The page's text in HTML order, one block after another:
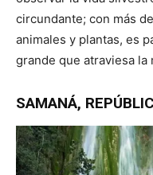
circundante; con más
animales y plantas, es
grande que atraviesa la
SAMANÁ,